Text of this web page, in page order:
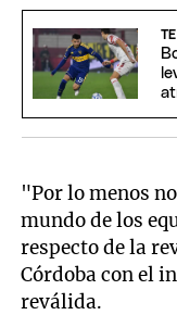
"Por lo menos
mundo de los
respecto de la
Córdoba con el
reválida.